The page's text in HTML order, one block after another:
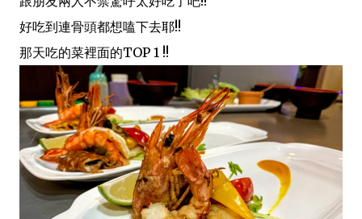
好吃到連骨頭都想嗑下去耶!!
那天吃的菜裡面的TOP 1 !!